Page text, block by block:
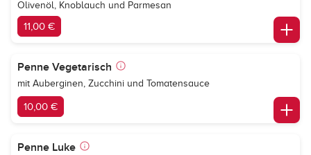
Olivenöl, Knoblauch und Parmesan
11,00 €
Penne Vegetarisch
mit Auberginen, Zucchini und Tomatensauce
10,00 €
Penne Luke